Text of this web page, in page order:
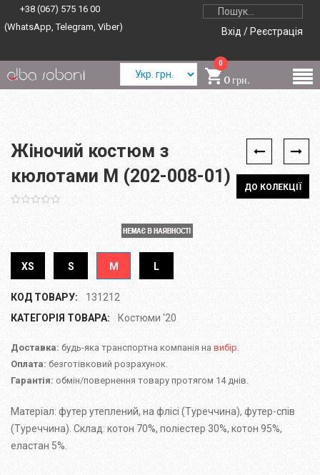
+38 (067) 575 16 00
(WhatsApp, Telegram, Viber)
Вхід / Реєстрація
0
0 грн.
ДО КОЛЕКЦІЇ
Жіночий костюм з
кюлотами M (202-008-01)
XS S M L
КОД ТОВАРУ:
131212
КАТЕГОРІЯ ТОВАРА:
Костюми '20
Доставка: будь-яка транспортна компанія на вибір.
Оплата: безготівковий розрахунок.
Гарантія: обмін/повернення товару протягом 14 днів.
Матеріал: футер утеплений, на флісі (Туреччина), футер-спів
(Туреччина). Склад: котон 70%, поліестер 30%, котон 95%,
еластан 5%.